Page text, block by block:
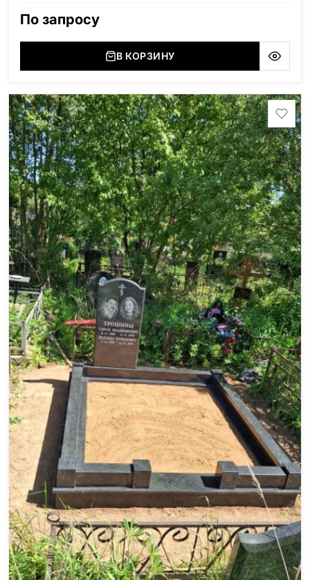
область), Мансуровский (Россия, Урал), Лезниковский
(Украина, Житомерская область), Лабродарит
(Украина, Житомерская область), Сюксюансаари
(Россия, Карелия), Амфиболит (Россия, Мурманская
минимальные стандартные размеры: Стела: 80x40x5
Тумба: 12x60x15
По запросу
В КОРЗИНУ